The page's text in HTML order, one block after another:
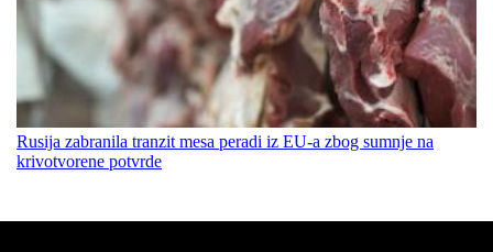
Rusija zabranila tranzit mesa peradi iz EU-a zbog sumnje na
krivotvorene potvrde